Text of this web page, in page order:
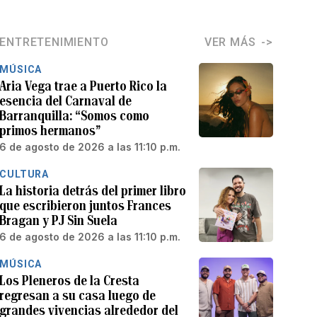
ENTRETENIMIENTO VER MÁS
MÚSICA
Aria Vega trae a Puerto Rico la
esencia del Carnaval de
Barranquilla: “Somos como
primos hermanos”
6 de agosto de 2026 a las 11:10 p.m.
CULTURA
La historia detrás del primer libro
que escribieron juntos Frances
Bragan y PJ Sin Suela
6 de agosto de 2026 a las 11:10 p.m.
MÚSICA
Los Pleneros de la Cresta
regresan a su casa luego de
grandes vivencias alrededor del